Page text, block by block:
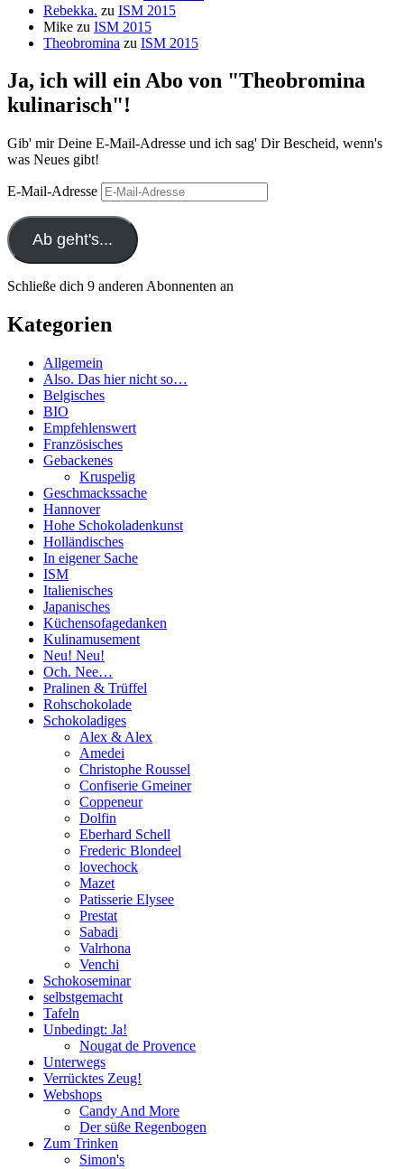
Rebekka. zu ISM 2015
Mike zu ISM 2015
Theobromina zu ISM 2015
Ja, ich will ein Abo von "Theobromina
kulinarisch"!
Gib' mir Deine E-Mail-Adresse und ich sag' Dir Bescheid, wenn's
was Neues gibt!
E-Mail-Adresse
Ab geht's...
Schließe dich 9 anderen Abonnenten an
Kategorien
Allgemein
Also. Das hier nicht so…
Belgisches
BIO
Empfehlenswert
Französisches
Gebackenes
Kruspelig
Geschmackssache
Hannover
Hohe Schokoladenkunst
Holländisches
In eigener Sache
ISM
Italienisches
Japanisches
Küchensofagedanken
Kulinamusement
Neu! Neu!
Och. Nee…
Pralinen & Trüffel
Rohschokolade
Schokoladiges
Alex & Alex
Amedei
Christophe Roussel
Confiserie Gmeiner
Coppeneur
Dolfin
Eberhard Schell
Frederic Blondeel
lovechock
Mazet
Patisserie Elysee
Prestat
Sabadi
Valrhona
Venchi
Schokoseminar
selbstgemacht
Tafeln
Unbedingt: Ja!
Nougat de Provence
Unterwegs
Verrücktes Zeug!
Webshops
Candy And More
Der süße Regenbogen
Zum Trinken
Simon's